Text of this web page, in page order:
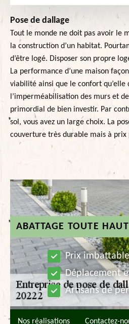
ABATTAGE TOUTE
Prix
Déplacement
Artisans de
Nos réalisations Contactez-
Pose de dallage
Tout le monde ne doit pas avoir le
la construction d’un habitat.
d’être logé. Disposer son propre
La performance d’une maison
viabilité ainsi que le confort qu’elle
l’imperméabilisation des murs et
primordial de bien investir. Par
sol, vous avez un large choix. La
couverture très durable mais à prix